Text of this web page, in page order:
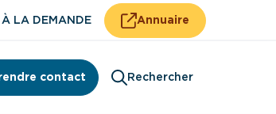
À LA DEMANDE Annuaire
contact Rechercher